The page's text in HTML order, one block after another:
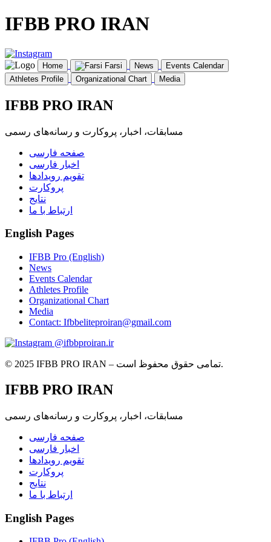
IFBB PRO IRAN
Home Farsi News
Events Calendar
Athletes Profile
Organizational Chart Media
IFBB PRO IRAN
مسابقات، اخبار، پروکارت و رسانه‌های رسمی
صفحه فارسی
اخبار فارسی
تقویم رویدادها
پروکارت
نتایج
ارتباط با ما
English Pages
IFBB Pro (English)
News
Events Calendar
Athletes Profile
Organizational Chart
Media
Contact: Ifbbeliteproiran@gmail.com
@ifbbproiran.ir
© 2025 IFBB PRO IRAN – تمامی حقوق محفوظ است.
IFBB PRO IRAN
مسابقات، اخبار، پروکارت و رسانه‌های رسمی
صفحه فارسی
اخبار فارسی
تقویم رویدادها
پروکارت
نتایج
ارتباط با ما
English Pages